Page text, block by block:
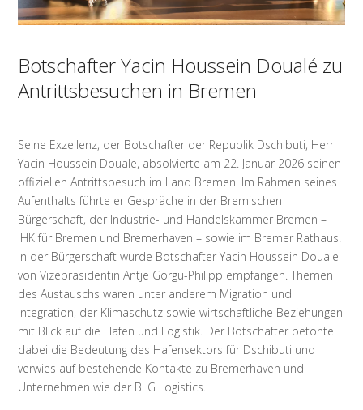
Botschafter Yacin Houssein Doualé zu
Antrittsbesuchen in Bremen
Seine Exzellenz, der Botschafter der Republik Dschibuti, Herr
Yacin Houssein Douale, absolvierte am 22. Januar 2026 seinen
offiziellen Antrittsbesuch im Land Bremen. Im Rahmen seines
Aufenthalts führte er Gespräche in der Bremischen
Bürgerschaft, der Industrie- und Handelskammer Bremen –
IHK für Bremen und Bremerhaven – sowie im Bremer Rathaus.
In der Bürgerschaft wurde Botschafter Yacin Houssein Douale
von Vizepräsidentin Antje Görgü-Philipp empfangen. Themen
des Austauschs waren unter anderem Migration und
Integration, der Klimaschutz sowie wirtschaftliche Beziehungen
mit Blick auf die Häfen und Logistik. Der Botschafter betonte
dabei die Bedeutung des Hafensektors für Dschibuti und
verwies auf bestehende Kontakte zu Bremerhaven und
Unternehmen wie der BLG Logistics.